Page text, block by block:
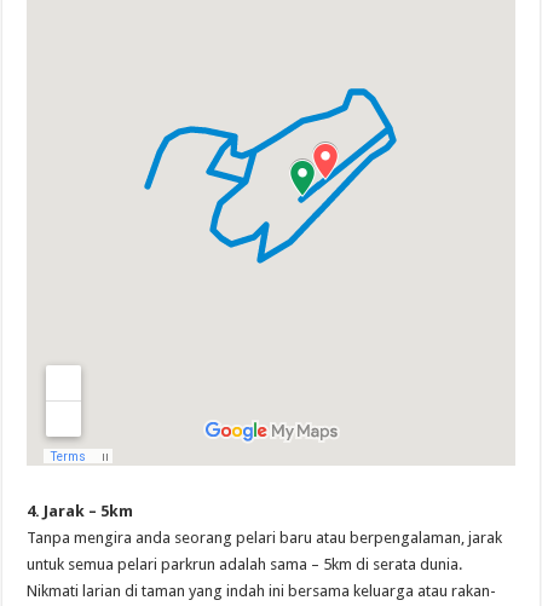
4. Jarak – 5km
Tanpa mengira anda seorang pelari baru atau berpengalaman, jarak
untuk semua pelari parkrun adalah sama – 5km di serata dunia.
Nikmati larian di taman yang indah ini bersama keluarga atau rakan-